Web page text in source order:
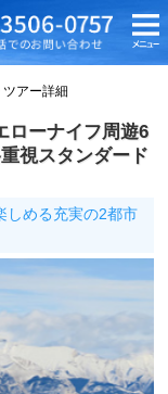
ツアー詳細
ローナイフ周遊6
視スタンダード
しめる充実の2都市